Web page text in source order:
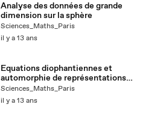
Analyse des données de grande
dimension sur la sphère
Sciences_Maths_Paris
il y a 13 ans
Equations diophantiennes et
automorphie de représentations
galoisiennes
Sciences_Maths_Paris
il y a 13 ans